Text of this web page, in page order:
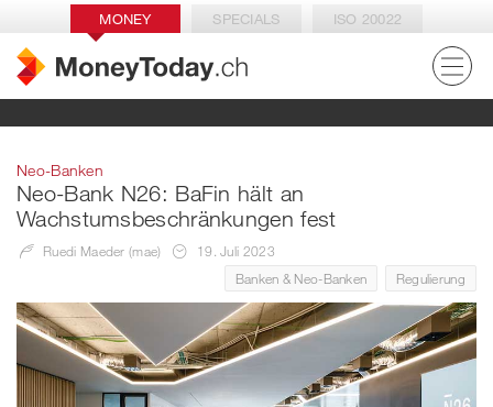
MONEY SPECIALS ISO 20022
Neo-Banken
Neo-Bank N26: BaFin hält an
Wachstumsbeschränkungen fest
Ruedi Maeder (mae)
19. Juli 2023
Banken & Neo-Banken
Regulierung